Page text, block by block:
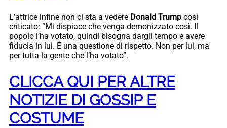
L’attrice infine non ci sta a vedere Donald Trump così
criticato: “Mi dispiace che venga demonizzato così. Il
popolo l’ha votato, quindi bisogna dargli tempo e avere
fiducia in lui. È una questione di rispetto. Non per lui, ma
per tutta la gente che l’ha votato”.
CLICCA QUI PER ALTRE
NOTIZIE DI GOSSIP E
COSTUME